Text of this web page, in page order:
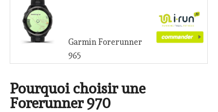
Garmin Forerunner
965
Pourquoi choisir une
Forerunner 970